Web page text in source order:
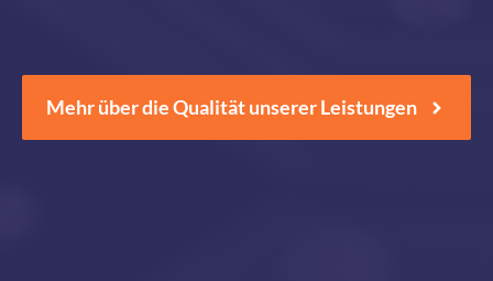
Mehr über die Qualität unserer Leistungen